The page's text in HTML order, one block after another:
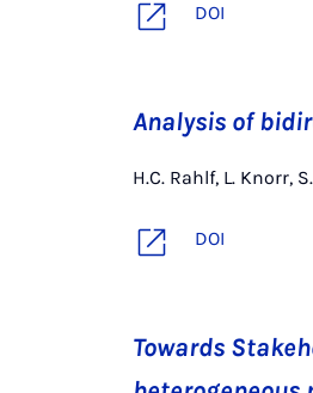
DOI
Analysis of
H.C. Rahlf, L. Knorr,
DOI
Towards